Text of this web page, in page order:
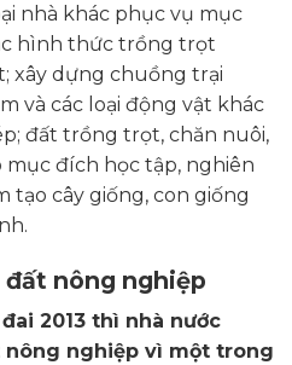
nhà khác phục vụ mục
hình thức trồng trọt
xây dựng chuồng trại
và các loại động vật khác
đất trồng trọt, chăn nuôi,
đích học tập, nghiên
tạo cây giống, con giống
nông nghiệp
2013 thì nhà nước
nghiệp vì một trong